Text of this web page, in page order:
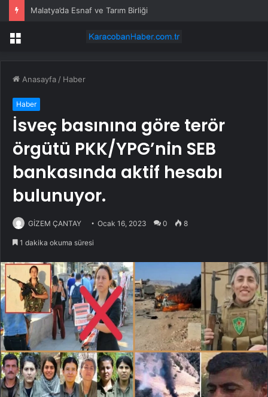
Malatya’da Esnaf ve Tarım Birliği
Menü
Anasayfa / Haber
Haber
İsveç basınına göre terör
örgütü PKK/YPG’nin SEB
bankasında aktif hesabı
bulunuyor.
GİZEM ÇANTAY Ocak 16, 2023 0 8
1 dakika okuma süresi